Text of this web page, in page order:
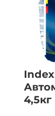
4,5кг